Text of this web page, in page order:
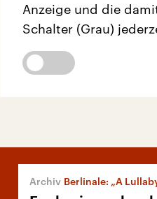
Anzeige und die
Schalter (Grau)
Berlinale: „A